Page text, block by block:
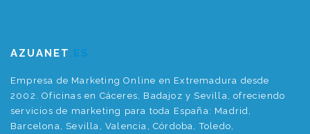
AZUANET.ES
Empresa de Marketing Online en Extremadura desde
2002. Oficinas en Cáceres, Badajoz y Sevilla, ofreciendo
servicios de marketing para toda España: Madrid,
Barcelona, Sevilla, Valencia, Córdoba, Toledo,